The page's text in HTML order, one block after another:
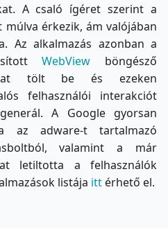
A csaló ígéret szerint a
érkezik, ám valójában
Az alkalmazás azonban a
WebView böngésző
tölt be és ezeken
felhasználói interakciót
A Google gyorsan
az adware-t tartalmazó
valamint a már
letiltotta a felhasználók
listája itt érhető el.